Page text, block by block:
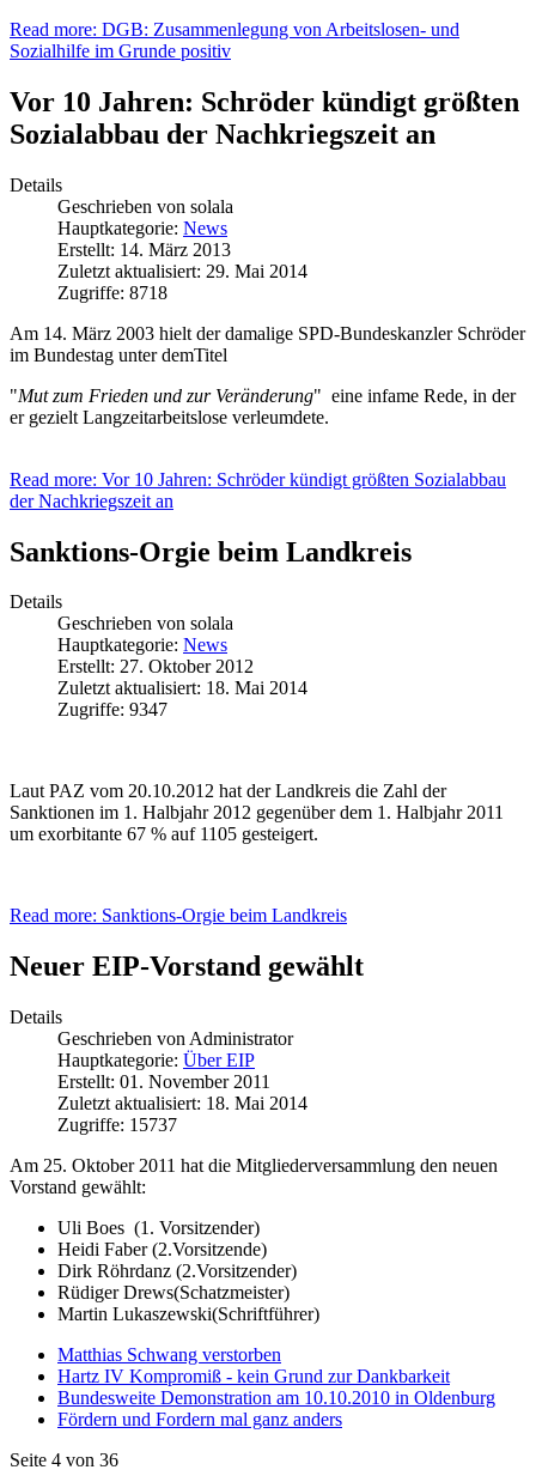
Read more: DGB: Zusammenlegung von Arbeitslosen- und
Sozialhilfe im Grunde positiv
Vor 10 Jahren: Schröder kündigt größten
Sozialabbau der Nachkriegszeit an
Details
Geschrieben von solala
Hauptkategorie: News
Erstellt: 14. März 2013
Zuletzt aktualisiert: 29. Mai 2014
Zugriffe: 8718
Am 14. März 2003 hielt der damalige SPD-Bundeskanzler Schröder
im Bundestag unter demTitel
"Mut zum Frieden und zur Veränderung" eine infame Rede, in der
er gezielt Langzeitarbeitslose verleumdete.
Read more: Vor 10 Jahren: Schröder kündigt größten Sozialabbau
der Nachkriegszeit an
Sanktions-Orgie beim Landkreis
Details
Geschrieben von solala
Hauptkategorie: News
Erstellt: 27. Oktober 2012
Zuletzt aktualisiert: 18. Mai 2014
Zugriffe: 9347
Laut PAZ vom 20.10.2012 hat der Landkreis die Zahl der
Sanktionen im 1. Halbjahr 2012 gegenüber dem 1. Halbjahr 2011
um exorbitante 67 % auf 1105 gesteigert.
Read more: Sanktions-Orgie beim Landkreis
Neuer EIP-Vorstand gewählt
Details
Geschrieben von Administrator
Hauptkategorie: Über EIP
Erstellt: 01. November 2011
Zuletzt aktualisiert: 18. Mai 2014
Zugriffe: 15737
Am 25. Oktober 2011 hat die Mitgliederversammlung den neuen
Vorstand gewählt:
Uli Boes (1. Vorsitzender)
Heidi Faber (2.Vorsitzende)
Dirk Röhrdanz (2.Vorsitzender)
Rüdiger Drews(Schatzmeister)
Martin Lukaszewski(Schriftführer)
Matthias Schwang verstorben
Hartz IV Kompromiß - kein Grund zur Dankbarkeit
Bundesweite Demonstration am 10.10.2010 in Oldenburg
Fördern und Fordern mal ganz anders
Seite 4 von 36